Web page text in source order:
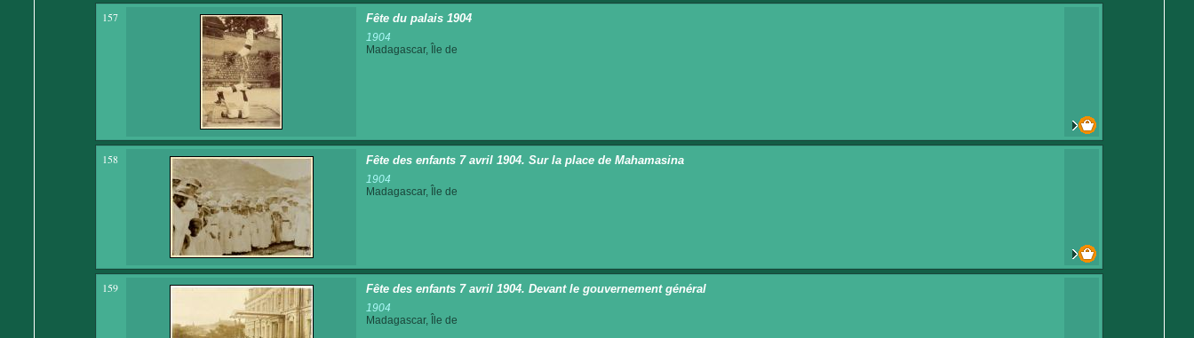
157 Fête du palais 1904
1904
Madagascar, Île de
158 Fête des enfants 7 avril 1904. Sur la place de Mahamasina
1904
Madagascar, Île de
159 Fête des enfants 7 avril 1904. Devant le gouvernement général
1904
Madagascar, Île de